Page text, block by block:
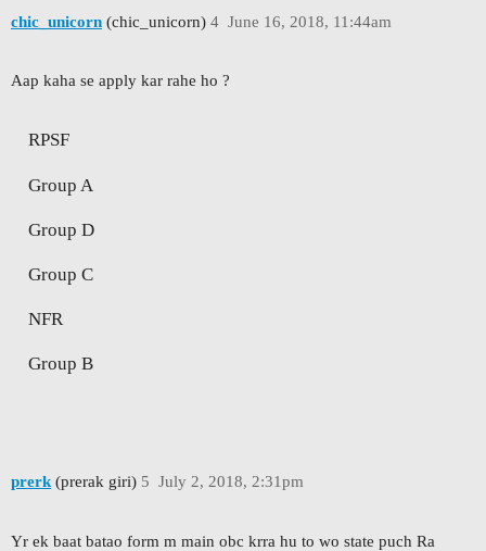
chic_unicorn (chic_unicorn) June 16, 2018, 11:44am
4
Aap kaha se apply kar rahe ho ?
RPSF
Group A
Group D
Group C
NFR
Group B
prerk (prerak giri) July 2, 2018, 2:31pm
5
Yr ek baat batao form m main obc krra hu to wo state puch Ra